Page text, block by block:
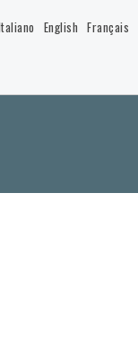
English Français